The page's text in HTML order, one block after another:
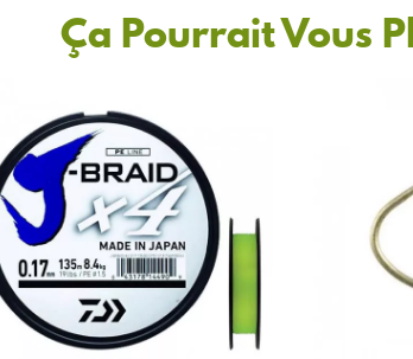
Ça Pourrait Vous